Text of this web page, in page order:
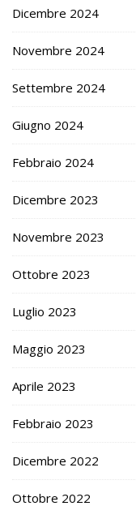
Dicembre 2024
Novembre 2024
Settembre 2024
Giugno 2024
Febbraio 2024
Dicembre 2023
Novembre 2023
Ottobre 2023
Luglio 2023
Maggio 2023
Aprile 2023
Febbraio 2023
Dicembre 2022
Ottobre 2022